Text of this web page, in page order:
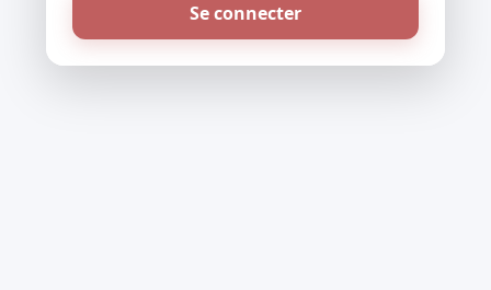
Se connecter